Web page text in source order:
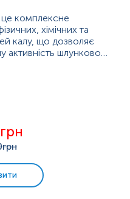
це комплексне
хімічних та
калу, що дозволяє
активність шлунково-
виявити порушення
процеси.
(колір, консистенція,